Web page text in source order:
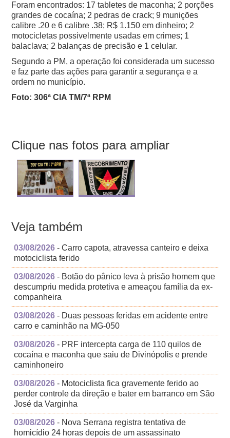
Foram encontrados: 17 tabletes de maconha; 2 porções
grandes de cocaína; 2 pedras de crack;9 munições
calibre .20 e 6 calibre .38; R$ 1.150 em dinheiro; 2
motocicletas possivelmente usadas em crimes; 1
balaclava; 2 balanças de precisão e 1 celular.
Segundo a PM, a operação foi considerada um sucesso
e faz parte das ações para garantir a segurança e a
ordem no município.
Foto: 306ª CIA TM/7ª RPM
Clique nas fotos para ampliar
Veja também
03/08/2026 - Carro capota, atravessa canteiro e deixa
motociclista ferido
03/08/2026 - Botão do pânico leva à prisão homem que
descumpriu medida protetiva e ameaçou família da ex-
companheira
03/08/2026 - Duas pessoas feridas em acidente entre
carro e caminhão na MG-050
03/08/2026 - PRF intercepta carga de 110 quilos de
cocaína e maconha que saiu de Divinópolis e prende
caminhoneiro
03/08/2026 - Motociclista fica gravemente ferido ao
perder controle da direção e bater em barranco em São
José da Varginha
03/08/2026 - Nova Serrana registra tentativa de
homicídio 24 horas depois de um assassinato